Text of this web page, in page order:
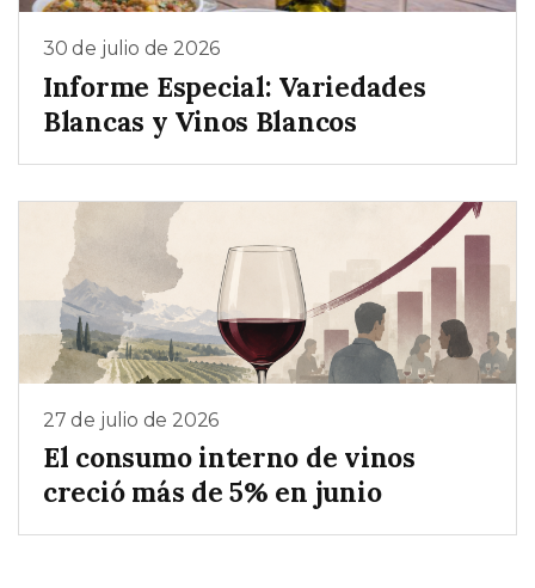
30 de julio de 2026
Informe Especial: Variedades
Blancas y Vinos Blancos
27 de julio de 2026
El consumo interno de vinos
creció más de 5% en junio